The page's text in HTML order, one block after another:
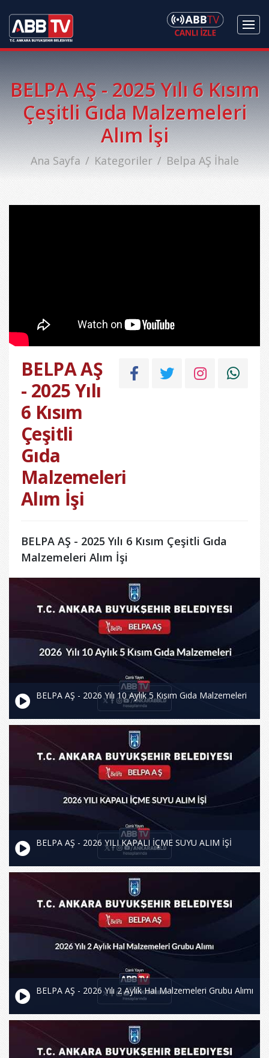
BELPA AŞ - 2025 Yılı 6 Kısım
Çeşitli Gıda Malzemeleri
Alım İşi
Ana Sayfa Kategoriler Belpa AŞ İhale
BELPA AŞ
- 2025 Yılı
6 Kısım
Çeşitli
Gıda
Malzemeleri
Alım İşi
BELPA AŞ - 2025 Yılı 6 Kısım Çeşitli Gıda
Malzemeleri Alım İşi
BELPA AŞ - 2026 Yılı 10 Aylık 5 Kısım Gıda Malzemeleri
BELPA AŞ - 2026 YILI KAPALI İÇME SUYU ALIM İŞİ
BELPA AŞ - 2026 Yılı 2 Aylık Hal Malzemeleri Grubu Alımı